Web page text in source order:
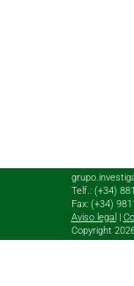
Telf.: (+34)
Fax: (+34)
Aviso legal
Copyright